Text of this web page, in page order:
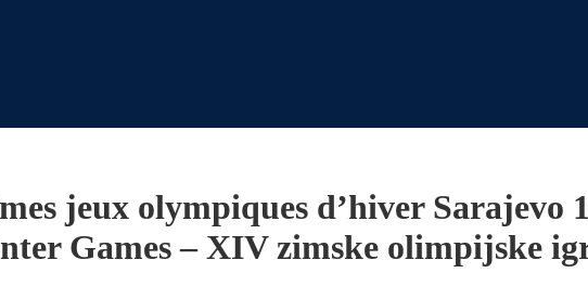
jeux olympiques d’hiver Sarajevo
Games – XIV zimske olimpijske